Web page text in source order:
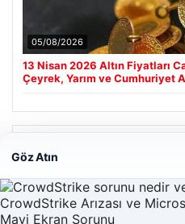
05/08/2026
13 Nisan 2026 Altın Fiyatları
Çeyrek, Yarım ve Cumhuriyet
Hastaş Beton
26/05/2026
Göz Atın